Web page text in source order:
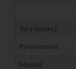
Tory detekcji
Pyroelement
Montaż